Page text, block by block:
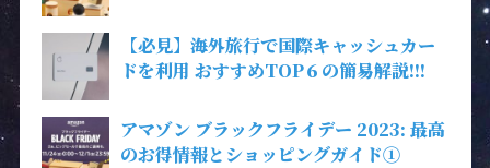
【必見】海外旅行で国際キャッシュカー
ドを利用 おすすめTOP６の簡易解説!!!
アマゾン ブラックフライデー 2023: 最高
のお得情報とショッピングガイド①